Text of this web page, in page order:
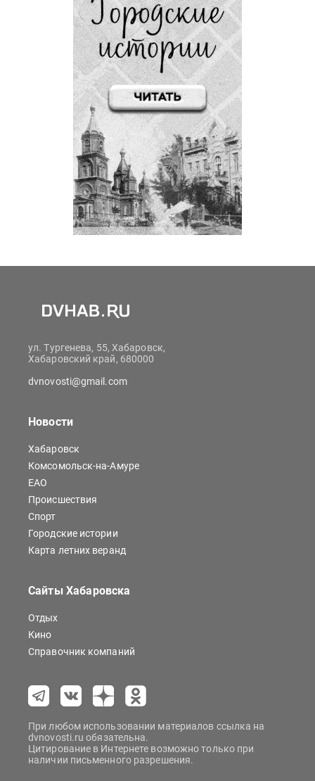
ул. Тургенева, 55, Хабаровск,
Хабаровский край, 680000
dvnovosti@gmail.com
Новости
Хабаровск
Комсомольск-на-Амуре
ЕАО
Происшествия
Спорт
Городские истории
Карта летних веранд
Сайты Хабаровска
Отдых
Кино
Справочник компаний
При любом использовании материалов ссылка на
dvnovosti.ru обязательна.
Цитирование в Интернете возможно только при
наличии письменного разрешения.